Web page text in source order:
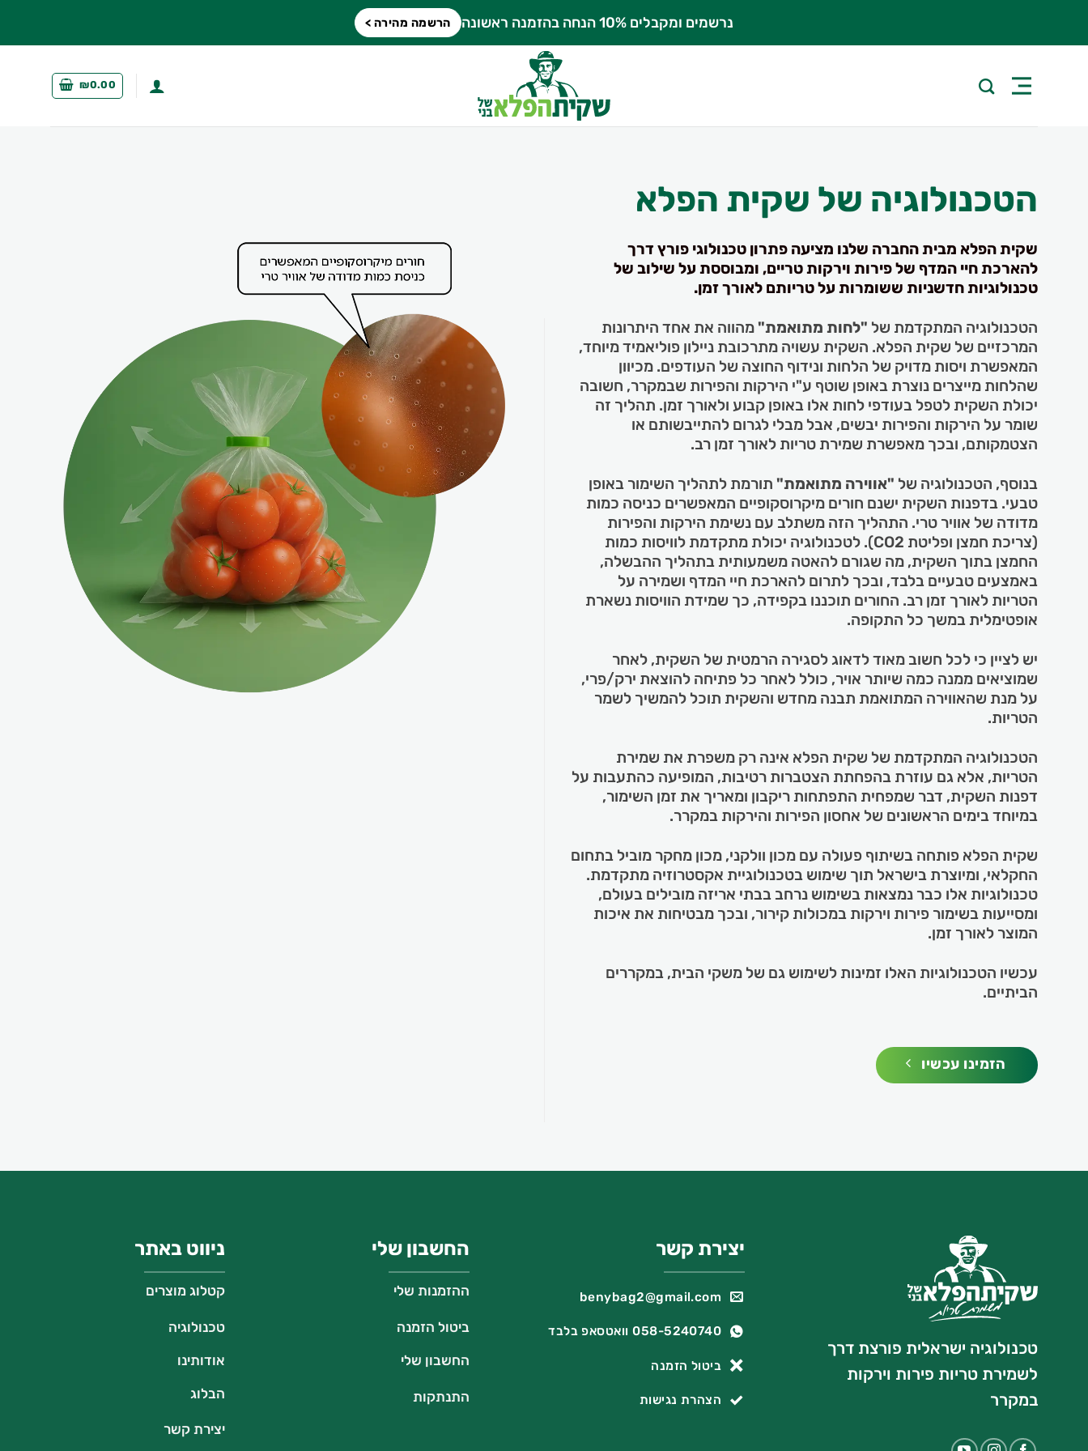
content
נרשמים ומקבלים 10% הנחה בהזמנה ראשונה הרשמה מהירה >
₪0.00
הטכנולוגיה של שקית הפלא
שקית הפלא מבית החברה שלנו מציעה פתרון טכנולוגי פורץ דרך
להארכת חיי המדף של פירות וירקות טריים, ומבוססת על שילוב של
טכנולוגיות חדשניות ששומרות על טריותם לאורך זמן.
הטכנולוגיה המתקדמת של "לחות מתואמת"מהווה את אחד היתרונות
המרכזיים של שקית הפלא. השקית עשויה מתרכובת ניילון פוליאמיד מיוחד,
המאפשרת ויסות מדויק של הלחות ונידוף החוצה של העודפים. מכיוון
שהלחות מייצרים נוצרת באופן שוטף ע"י הירקות והפירות שבמקרר, חשובה
יכולת השקית לטפל בעודפי לחות אלו באופן קבוע ולאורך זמן. תהליך זה
שומר על הירקות והפירות יבשים, אבל מבלי לגרום להתייבשותם או
הצטמקותם, ובכך מאפשרת שמירת טריות לאורך זמן רב.
בנוסף, הטכנולוגיה של "אווירה מתואמת" תורמת לתהליך השימור באופן
טבעי. בדפנות השקית ישנם חורים מיקרוסקופיים המאפשרים כניסה כמות
מדודה של אוויר טרי. התהליך הזה משתלב עם נשימת הירקות והפירות
(צריכת חמצן ופליטת CO2). לטכנולוגיה יכולת מתקדמת לוויסות כמות
החמצן בתוך השקית, מה שגורם להאטה משמעותית בתהליך ההבשלה,
באמצעים טבעיים בלבד, ובכך לתרום להארכת חיי המדף ושמירה על
הטריות לאורך זמן רב. החורים תוכננו בקפידה, כך שמידת הוויסות נשארת
אופטימלית במשך כל התקופה.
יש לציין כי לכל חשוב מאוד לדאוג לסגירה הרמטית של השקית, לאחר
שמוציאים ממנה כמה שיותר אויר, כולל לאחר כל פתיחה להוצאת ירק/פרי,
על מנת שהאווירה המתואמת תבנה מחדש והשקית תוכל להמשיך לשמר
הטריות.
הטכנולוגיה המתקדמת של שקית הפלא אינה רק משפרת את שמירת
הטריות, אלא גם עוזרת בהפחתת הצטברות רטיבות, המופיעה כהתעבות על
דפנות השקית, דבר שמפחית התפתחות ריקבון ומאריך את זמן השימור,
במיוחד בימים הראשונים של אחסון הפירות והירקות במקרר.
שקית הפלא פותחה בשיתוף פעולה עם מכון וולקני, מכון מחקר מוביל בתחום
החקלאי, ומיוצרת בישראל תוך שימוש בטכנולוגיית אקסטרוזיה מתקדמת.
טכנולוגיות אלו כבר נמצאות בשימוש נרחב בבתי אריזה מובילים בעולם,
ומסייעות בשימור פירות וירקות במכולות קירור, ובכך מבטיחות את איכות
המוצר לאורך זמן.
עכשיו הטכנולוגיות האלו זמינות לשימוש גם של משקי הבית, במקררים
הביתיים.
הזמינו עכשיו
טכנולוגיה ישראלית פורצת דרך
לשמירת טריות פירות וירקות
במקרר
יצירת קשר
benybag2@gmail.com
058-5240740 וואטסאפ בלבד
ביטול הזמנה
הצהרת נגישות
החשבון שלי
ההזמנות שלי
ביטול הזמנה
החשבון שלי
התנתקות
ניווט באתר
קטלוג מוצרים
טכנולוגיה
אודותינו
הבלוג
יצירת קשר